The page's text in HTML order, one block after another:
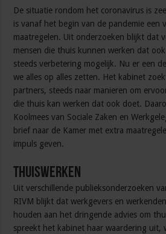
De situatie rondom het coronavirus is
is vanaf het begin van de pandemie een
maatregelen. Uit onderzoeken blijkt dat
mensen die thuis kunnen werken dat
steeds verbetering mogelijk. Nu er een
we alles op alles zetten. Het kabinet
partners, steeds naar manieren om
die thuis kan werken dat ook doet.
Koolmees van Sociale Zaken en
brief naar de Kamer met extra
impuls geven.
Thuiswerken
Uit verschillende publieksonderzoeken
RIVM blijkt dat werkgevers en
houden aan het dringende advies om
spreekt het kabinet haar waardering uit,